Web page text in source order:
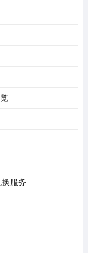
服务